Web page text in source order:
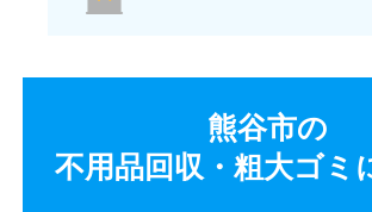
熊谷市の
不用品回収・粗大ゴミ